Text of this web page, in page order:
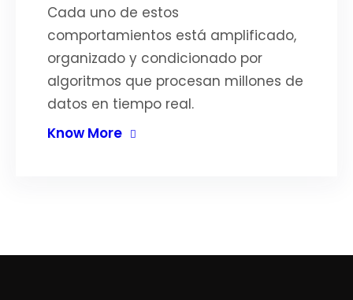
Cada uno de estos
comportamientos está amplificado,
organizado y condicionado por
algoritmos que procesan millones de
datos en tiempo real.
Know More